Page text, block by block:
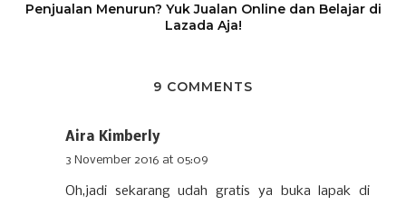
Penjualan Menurun? Yuk Jualan Online dan Belajar di
Lazada Aja!
9 COMMENTS
Aira Kimberly
3 November 2016 at 05:09
Oh,jadi sekarang udah gratis ya buka lapak di